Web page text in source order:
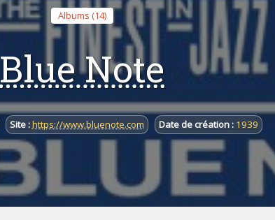
Albums (14)
Blue Note
Site :https://www.bluenote.com Date de création : 1939